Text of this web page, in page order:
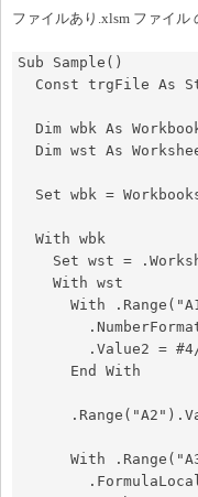
ファイルあり.xlsm ファイル
Sub Sample()